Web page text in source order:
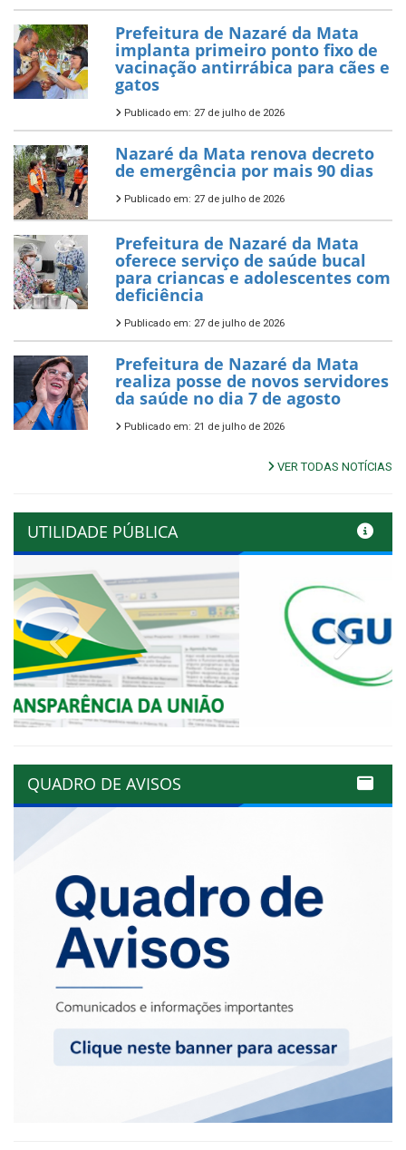
Prefeitura de Nazaré da Mata
implanta primeiro ponto fixo de
vacinação antirrábica para cães e
gatos
Publicado em: 27 de julho de 2026
Nazaré da Mata renova decreto
de emergência por mais 90 dias
Publicado em: 27 de julho de 2026
Prefeitura de Nazaré da Mata
oferece serviço de saúde bucal
para criancas e adolescentes com
deficiência
Publicado em: 27 de julho de 2026
Prefeitura de Nazaré da Mata
realiza posse de novos servidores
da saúde no dia 7 de agosto
Publicado em: 21 de julho de 2026
VER TODAS NOTÍCIAS
UTILIDADE PÚBLICA
Previous Next
QUADRO DE AVISOS